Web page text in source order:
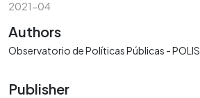
2021-04
Authors
Observatorio de Políticas Públicas - POLIS
Publisher